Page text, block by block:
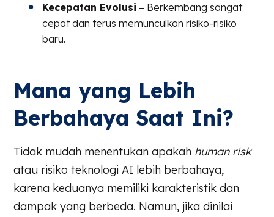
Kecepatan Evolusi – Berkembang sangat
cepat dan terus memunculkan risiko-risiko
baru.
Mana yang Lebih
Berbahaya Saat Ini?
Tidak mudah menentukan apakah human risk
atau risiko teknologi AI lebih berbahaya,
karena keduanya memiliki karakteristik dan
dampak yang berbeda. Namun, jika dinilai